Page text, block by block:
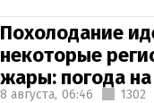
Похолодание
некоторые
жары: погода на
8 августа, 06:46 1302